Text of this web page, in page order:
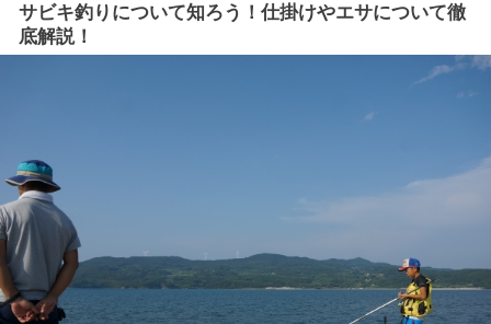
サビキ釣りについて知ろう！仕掛けやエサについて徹
底解説！